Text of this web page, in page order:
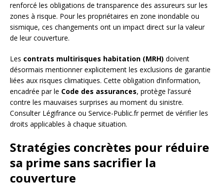
renforcé les obligations de transparence des assureurs sur les
zones à risque. Pour les propriétaires en zone inondable ou
sismique, ces changements ont un impact direct sur la valeur
de leur couverture.
Les contrats multirisques habitation (MRH) doivent
désormais mentionner explicitement les exclusions de garantie
liées aux risques climatiques. Cette obligation d’information,
encadrée par le Code des assurances, protège l’assuré
contre les mauvaises surprises au moment du sinistre.
Consulter Légifrance ou Service-Public.fr permet de vérifier les
droits applicables à chaque situation.
Stratégies concrètes pour réduire
sa prime sans sacrifier la
couverture